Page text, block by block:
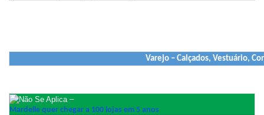
Varejo – Calçados, Vestuário,
–
Mardelle quer chegar a 100 lojas em 5 anos